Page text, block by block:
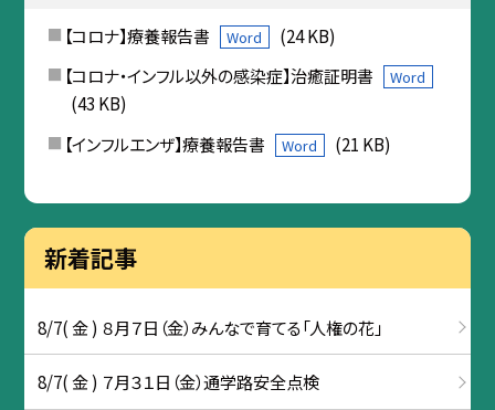
【コロナ】療養報告書 Word
(24 KB)
【コロナ・インフル以外の感染症】治癒証明書
Word
(43 KB)
【インフルエンザ】療養報告書
Word (21 KB)
新着記事
8/7( 金 ) ８月７日（金）みんなで育てる「人権の花」
8/7( 金 ) ７月３１日（金）通学路安全点検